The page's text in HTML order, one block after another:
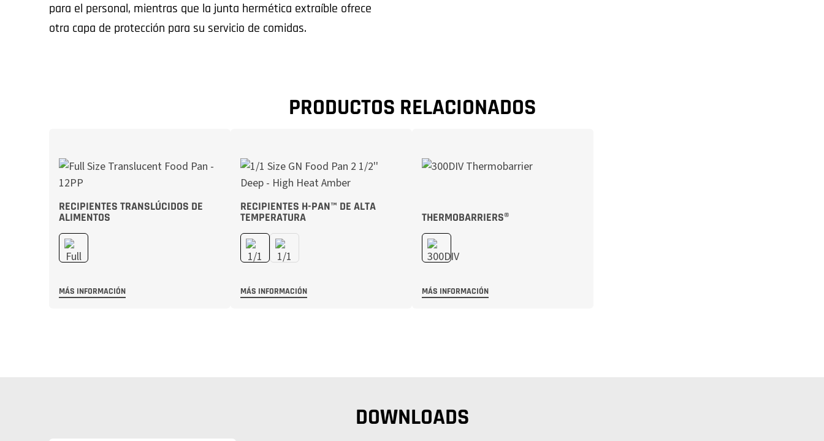
para el personal, mientras que la junta hermética extraíble ofrece
otra capa de protección para su servicio de comidas.
PRODUCTOS RELACIONADOS
RECIPIENTES TRANSLÚCIDOS DE
ALIMENTOS
MÁS INFORMACIÓN
RECIPIENTES H-PAN™ DE ALTA
TEMPERATURA
MÁS INFORMACIÓN
THERMOBARRIERS®
MÁS INFORMACIÓN
DOWNLOADS